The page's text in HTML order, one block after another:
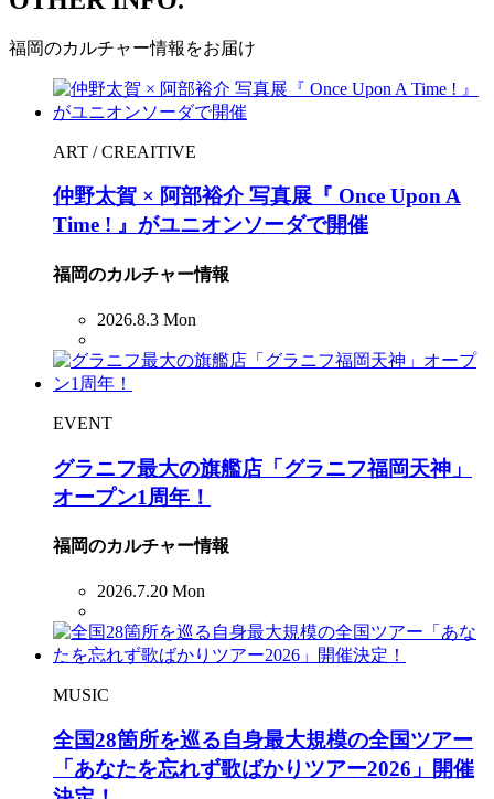
福岡のカルチャー情報をお届け
ART / CREAITIVE
仲野太賀 × 阿部裕介 写真展『 Once Upon A
Time ! 』がユニオンソーダで開催
福岡のカルチャー情報
2026.8.3 Mon
EVENT
グラニフ最大の旗艦店「グラニフ福岡天神」
オープン1周年！
福岡のカルチャー情報
2026.7.20 Mon
MUSIC
全国28箇所を巡る自身最大規模の全国ツアー
「あなたを忘れず歌ばかりツアー2026」開催